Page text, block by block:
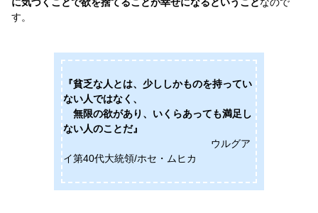
す。
『貧乏な人とは、少ししかものを持ってい
ない人ではなく、
無限の欲があり、いくらあっても満足し
ない人のことだ』
ウルグア
イ第40代大統領/ホセ・ムヒカ